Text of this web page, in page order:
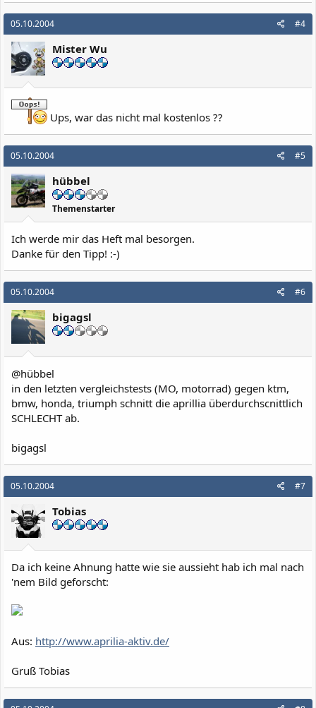
05.10.2004 #4
Mister Wu
Ups, war das nicht mal kostenlos ??
05.10.2004 #5
hübbel
Themenstarter
Ich werde mir das Heft mal besorgen.
Danke für den Tipp! :-)
05.10.2004 #6
bigagsl
@hübbel
in den letzten vergleichstests (MO, motorrad) gegen ktm,
bmw, honda, triumph schnitt die aprillia überdurchscnittlich
SCHLECHT ab.
bigagsl
05.10.2004 #7
Tobias
Da ich keine Ahnung hatte wie sie aussieht hab ich mal nach
'nem Bild geforscht:
Aus: http://www.aprilia-aktiv.de/
Gruß Tobias